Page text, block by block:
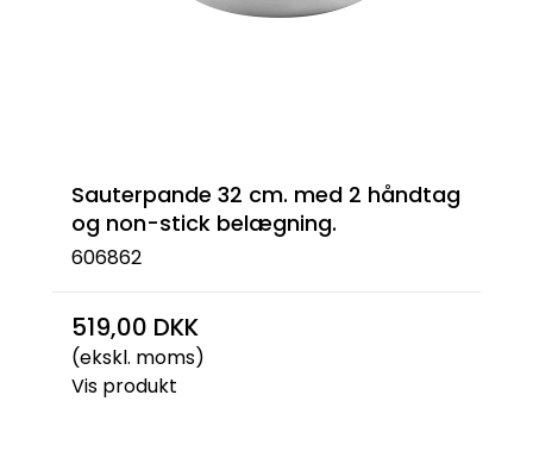
Sauterpande 32 cm. med 2 håndtag
og non-stick belægning.
606862
519,00 DKK
(ekskl. moms)
Vis produkt